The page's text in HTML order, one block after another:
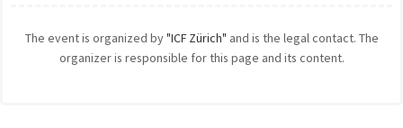
The event is organized by"ICF Zürich" and is the legal contact. The
organizer is responsible for this page and its content.